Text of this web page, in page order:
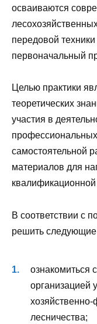
осваиваются
передовой
первоначальный
Целью практики
теоретических
участия в
самостоятельной
материалов для
В соответствии с
решить следующие
ознакомиться
организацией
лесничества;